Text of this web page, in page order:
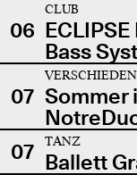
06
CLUB
Bass
07 Sommer
07
TANZ
Ballett